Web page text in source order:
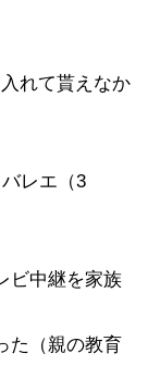
れて貰えなか
レエ（3
ビ中継を家族
た（親の教育